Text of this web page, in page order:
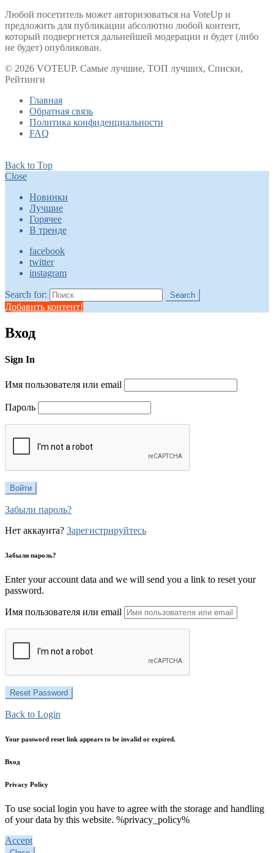
Любой посетитель может авторизоваться на VoteUp и
предложить для публикации абсолютно любой контент,
который подвергнется дальнейшей модерации и будет (либо
не будет) опубликован.
© 2026 VOTEUP. Самые лучшие, ТОП лучших, Списки,
Рейтинги
Главная
Обратная связь
Политика конфиденциальности
FAQ
Back to Top
Close
Новинки
Лучшие
Горячее
В тренде
facebook
twitter
instagram
Search for: Search
Добавить контент!
Вход
Sign In
Имя пользователя или email
Пароль
Забыли пароль?
Нет аккаунта? Зарегистрируйтесь
Забыли пароль?
Enter your account data and we will send you a link to reset your
password.
Имя пользователя или email
Back to Login
Your password reset link appears to be invalid or expired.
Вход
Privacy Policy
To use social login you have to agree with the storage and handling
of your data by this website. %privacy_policy%
Accept